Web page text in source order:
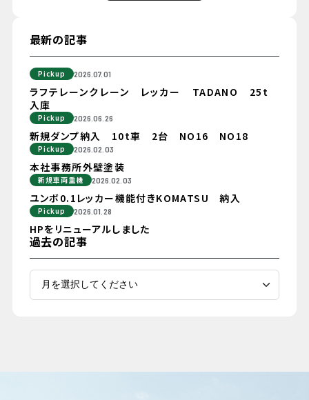
最新の記事
Pickup 2026.07.01
ラフテレーンクレーン レッカー TADANO 25t
入庫
Pickup 2026.06.26
新規ダンプ納入 10t車 2台 NO16 NO18
Pickup 2026.02.03
本社事務所外壁塗装
新規車両重機 2026.02.03
ユンボ0.1レッカー機能付きKOMATSU 納入
Pickup 2026.01.28
HPをリニューアルしました
過去の記事